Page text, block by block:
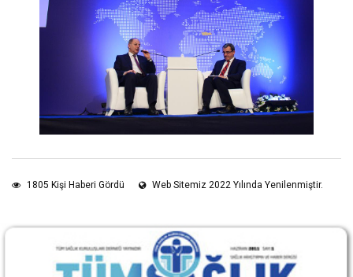
1805 Kişi Haberi Gördü Web Sitemiz 2022 Yılında Yenilenmiştir.